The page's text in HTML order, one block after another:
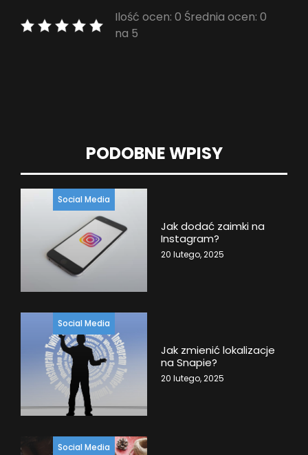
Ilość ocen: 0 Średnia ocen: 0
na 5
PODOBNE WPISY
Social Media
Jak dodać zaimki na
Instagram?
20 lutego, 2025
Social Media
Jak zmienić lokalizacje
na Snapie?
20 lutego, 2025
Social Media